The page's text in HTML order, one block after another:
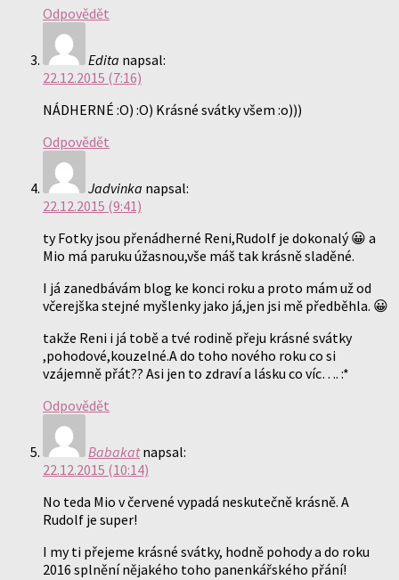
Odpovědět
Edita napsal:
22.12.2015 (7:16)
NÁDHERNÉ :O) :O) Krásné svátky všem :o)))
Odpovědět
Jadvinka napsal:
22.12.2015 (9:41)
ty Fotky jsou přenádherné Reni,Rudolf je dokonalý 😀 a
Mio má paruku úžasnou,vše máš tak krásně sladěné.
I já zanedbávám blog ke konci roku a proto mám už od
včerejška stejné myšlenky jako já,jen jsi mě předběhla. 😀
takže Reni i já tobě a tvé rodině přeju krásné svátky
,pohodové,kouzelné.A do toho nového roku co si
vzájemně přát?? Asi jen to zdraví a lásku co víc…. :*
Odpovědět
Babakat napsal:
22.12.2015 (10:14)
No teda Mio v červené vypadá neskutečně krásně. A
Rudolf je super!
I my ti přejeme krásné svátky, hodně pohody a do roku
2016 splnění nějakého toho panenkářského přání!